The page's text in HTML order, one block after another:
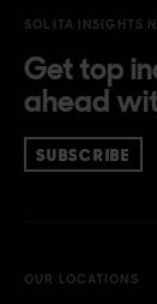
SOLITA INSIGHTS
Get top
ahead
SUBSCRIBE
OUR LOCATIONS